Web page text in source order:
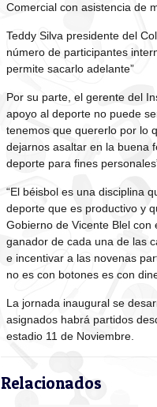
Comercial con asistencia de
Teddy Silva presidente del
número de participantes
permite sacarlo adelante”
Por su parte, el gerente del
apoyo al deporte no puede
tenemos que quererlo por lo
dejarnos asaltar en la buena
deporte para fines
“El béisbol es una disciplina
deporte que es productivo y
Gobierno de Vicente Blel
ganador de cada una de las
e incentivar a las novenas
no es con botones es con
La jornada inaugural se
asignados habrá partidos
estadio 11 de Noviembre.
Relacionados